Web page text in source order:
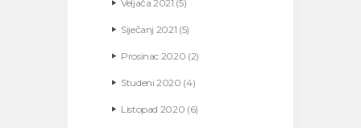
Veljača2021 (5)
Siječanj 2021 (5)
Prosinac 2020 (2)
Studeni2020 (4)
Listopad 2020 (6)